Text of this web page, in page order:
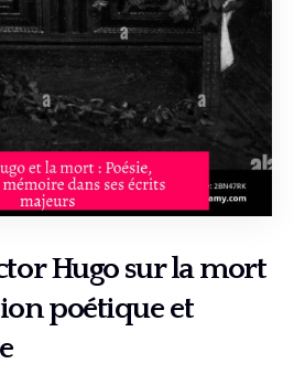
Hugo sur la mort
poétique et